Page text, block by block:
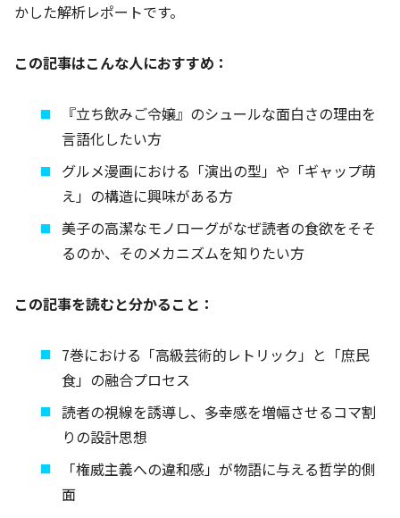
かした解析レポートです。
この記事はこんな人におすすめ：
『立ち飲みご令嬢』のシュールな面白さの理由を
言語化したい方
グルメ漫画における「演出の型」や「ギャップ萌
え」の構造に興味がある方
美子の高潔なモノローグがなぜ読者の食欲をそそ
るのか、そのメカニズムを知りたい方
この記事を読むと分かること：
7巻における「高級芸術的レトリック」と「庶民
食」の融合プロセス
読者の視線を誘導し、多幸感を増幅させるコマ割
りの設計思想
「権威主義への違和感」が物語に与える哲学的側
面